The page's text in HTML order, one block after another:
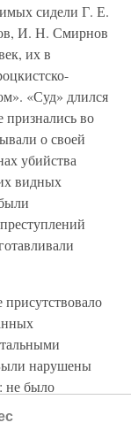
сидели Г. Е.
И. Н. Смирнов
их в
«Суд» длился
признались во
о своей
убийства
видных
нарушены
не было
и все